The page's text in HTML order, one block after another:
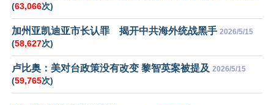
(63,066次)
加州亚凯迪亚市长认罪 揭开中共海外统战黑手 2026/5/15
(58,627次)
卢比奥：美对台政策没有改变 黎智英案被提及 2026/5/15
(59,765次)